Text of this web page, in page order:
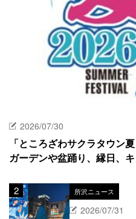
2026/07/30
「ところざわサクラタウン
ガーデンや盆踊り、縁日、
所沢ニュース
2026/07/31